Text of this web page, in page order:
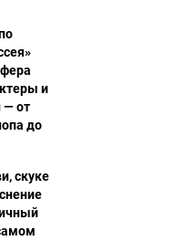
и
— от
до
скуке